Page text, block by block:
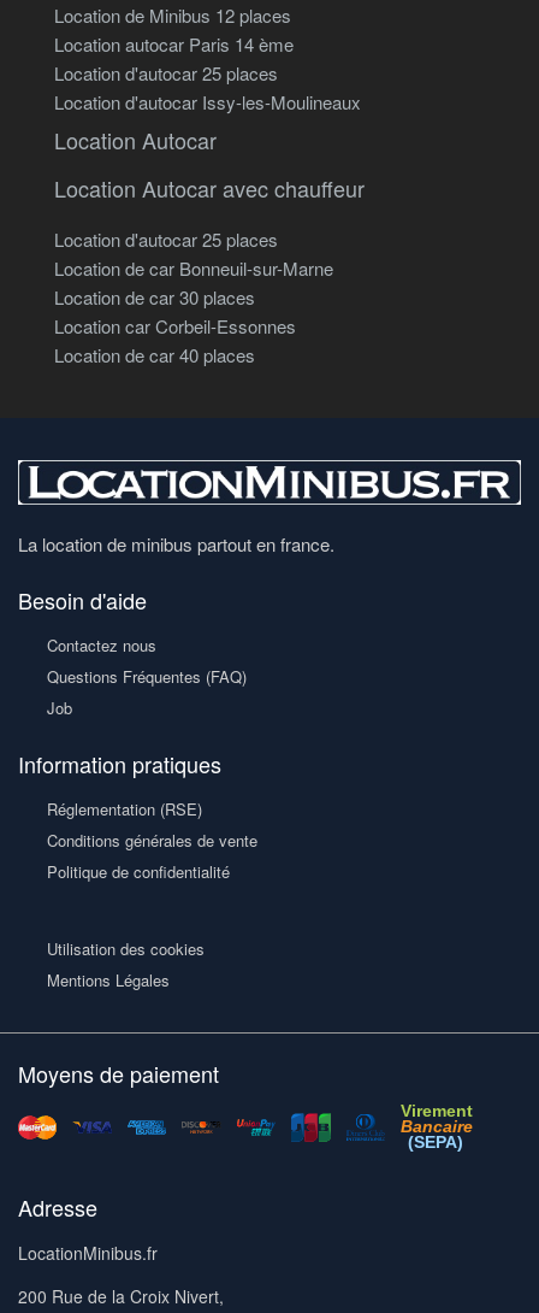
Location de Minibus 12 places
Location autocar Paris 14 ème
Location d'autocar 25 places
Location d'autocar Issy-les-Moulineaux
Location Autocar
Location Autocar avec chauffeur
Location d'autocar 25 places
Location de car Bonneuil-sur-Marne
Location de car 30 places
Location car Corbeil-Essonnes
Location de car 40 places
La location de minibus partout en france.
Besoin d'aide
Contactez nous
Questions Fréquentes (FAQ)
Job
Information pratiques
Réglementation (RSE)
Conditions générales de vente
Politique de confidentialité
Utilisation des cookies
Mentions Légales
Moyens de paiement
Virement
Bancaire
(SEPA)
Adresse
LocationMinibus.fr
200 Rue de la Croix Nivert,